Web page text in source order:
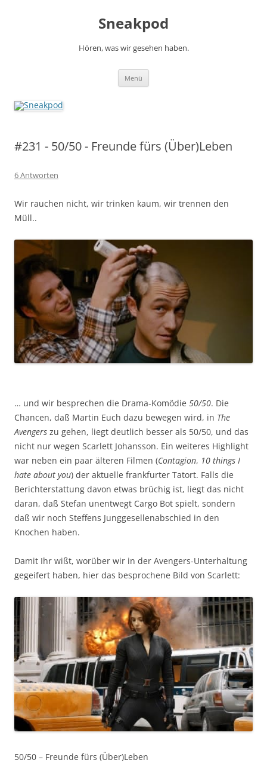
Sneakpod
Hören, was wir gesehen haben.
Menü
#231 - 50/50 - Freunde fürs (Über)Leben
6 Antworten
Wir rauchen nicht, wir trinken kaum, wir trennen den
Müll..
… und wir besprechen die Drama-Komödie 50/50. Die
Chancen, daß Martin Euch dazu bewegen wird, in The
Avengers zu gehen, liegt deutlich besser als 50/50, und das
nicht nur wegen Scarlett Johansson. Ein weiteres Highlight
war neben ein paar älteren Filmen (Contagion, 10 things I
hate about you) der aktuelle frankfurter Tatort. Falls die
Berichterstattung davon etwas brüchig ist, liegt das nicht
daran, daß Stefan unentwegt Cargo Bot spielt, sondern
daß wir noch Steffens Junggesellenabschied in den
Knochen haben.
Damit Ihr wißt, worüber wir in der Avengers-Unterhaltung
gegeifert haben, hier das besprochene Bild von Scarlett:
50/50 – Freunde fürs (Über)Leben